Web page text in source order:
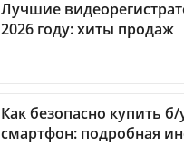
Лучшие
2026 году: хиты продаж
Как безопасно купить б/
смартфон: подробная